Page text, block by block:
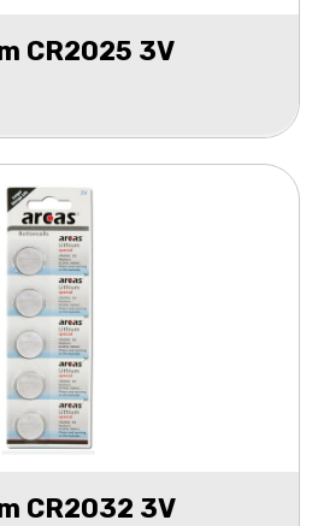
CR2025 3V
CR2032 3V